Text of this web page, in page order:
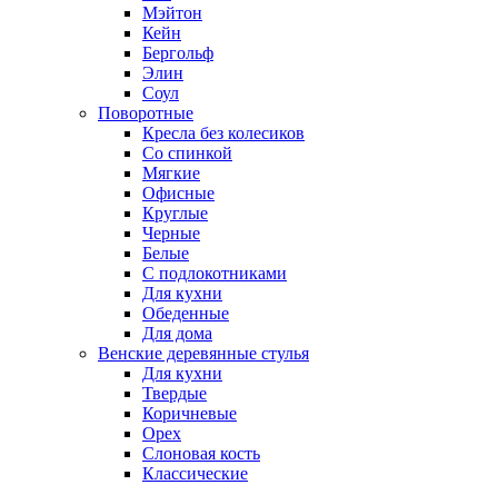
Мэйтон
Кейн
Бергольф
Элин
Соул
Поворотные
Кресла без колесиков
Со спинкой
Мягкие
Офисные
Круглые
Черные
Белые
С подлокотниками
Для кухни
Обеденные
Для дома
Венские деревянные стулья
Для кухни
Твердые
Коричневые
Орех
Слоновая кость
Классические